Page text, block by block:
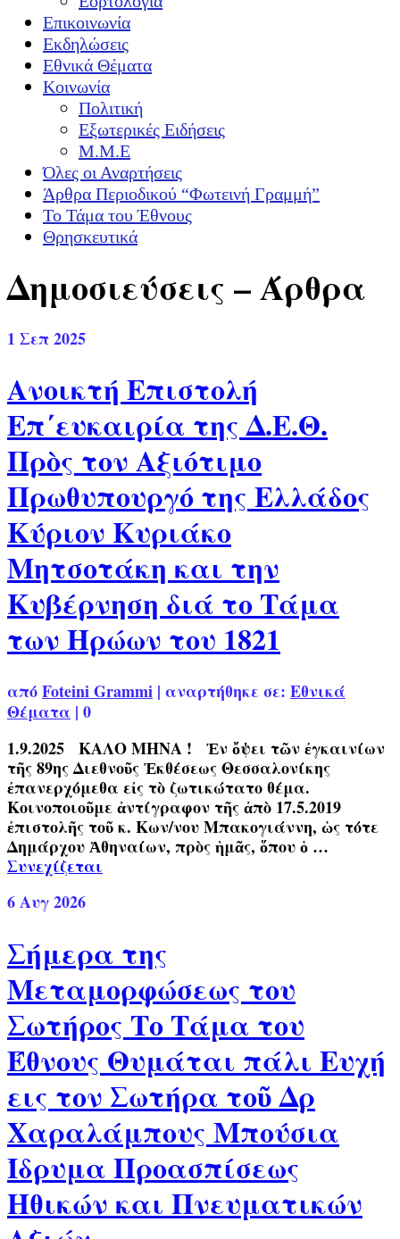
Επικοινωνία
Εκδηλώσεις
Εθνικά Θέματα
Κοινωνία
Πολιτική
Εξωτερικές Ειδήσεις
Μ.Μ.Ε
Όλες οι Αναρτήσεις
Άρθρα Περιοδικού “Φωτεινή Γραμμή”
Το Τάμα του Έθνους
Θρησκευτικά
Δημοσιεύσεις – Άρθρα
1 Σεπ 2025
Ανοικτή Επιστολή
Επ΄ευκαιρία της Δ.Ε.Θ.
Πρὸς τον Αξιότιμο
Πρωθυπουργό της Ελλάδος
Κύριον Κυριάκο
Μητσοτάκη και την
Κυβέρνηση διά το Τάμα
των Ηρώων του 1821
απόFoteini Grammi | αναρτήθηκε σε: Εθνικά
Θέματα | 0
1.9.2025 ΚΑΛΟ ΜΗΝΑ ! Ἐν ὄψει τῶν ἐγκαινίων
τῆς 89ης Διεθνοῦς Ἐκθέσεως Θεσσαλονίκης
ἐπανερχόμεθα εἰς τὸ ζωτικώτατο θέμα.
Κοινοποιοῦμε ἀντίγραφον τῆς ἀπὸ 17.5.2019
ἐπιστολῆς τοῦ κ. Κων/νου Μπακογιάννη, ὡς τότε
Δημάρχου Ἀθηναίων, πρὸς ἡμᾶς, ὅπου ὁ …
Συνεχίζεται
6Αυγ 2026
Σήμερα της
Μεταμορφώσεως του
Σωτήρος Το Τάμα του
Έθνους Θυμάται πάλι Ευχή
εις τον Σωτήρα τοῦ Δρ
Χαραλάμπους Μπούσια
Ίδρυμα Προασπίσεως
Ηθικών και Πνευματικών